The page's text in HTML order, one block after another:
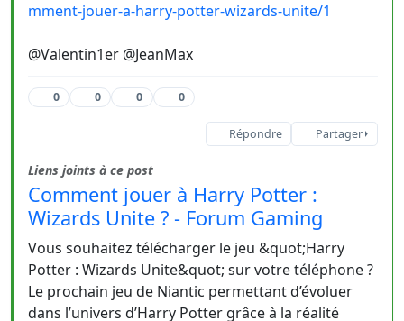
mment-jouer-a-harry-potter-wizards-unite/1
@Valentin1er @JeanMax
0 0 0 0
Répondre Partager
Liens joints à ce post
Comment jouer à Harry Potter :
Wizards Unite ? - Forum Gaming
Vous souhaitez télécharger le jeu &quot;Harry
Potter : Wizards Unite&quot; sur votre téléphone ?
Le prochain jeu de Niantic permettant d’évoluer
dans l’univers d’Harry Potter grâce à la réalité